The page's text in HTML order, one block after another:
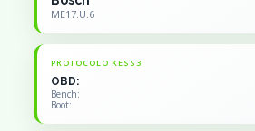
ME17.U.6
PROTOCOLO KESS3
OBD:
Bench:
Boot: